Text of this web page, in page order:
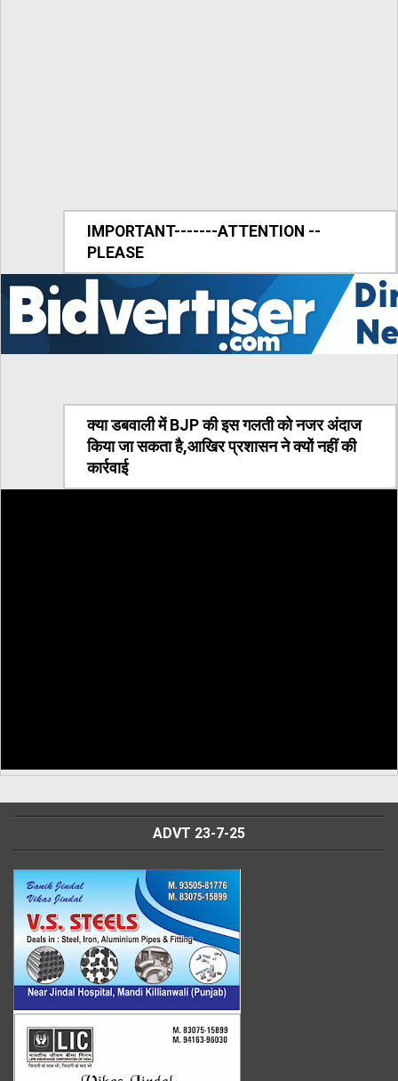
IMPORTANT-------ATTENTION --
PLEASE
क्या डबवाली में BJP की इस गलती को नजर अंदाज
किया जा सकता है,आखिर प्रशासन ने क्यों नहीं की
कार्रवाई
ADVT 23-7-25